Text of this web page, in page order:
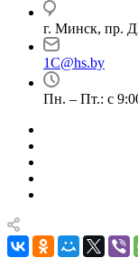
г. Минск, пр.
1C@hs.by
Пн. – Пт.: с